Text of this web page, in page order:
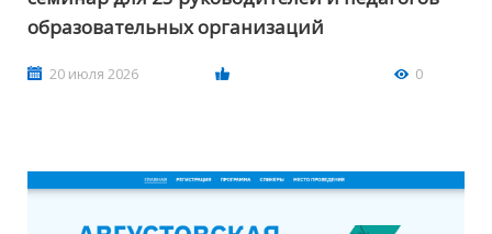
образовательных организаций
20 июля 2026 0